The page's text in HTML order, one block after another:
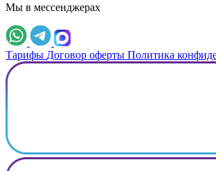
Мы в мессенджерах
Тарифы Договор оферты Политика